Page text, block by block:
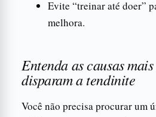
Evite “treinar até doer”
melhora.
Entenda as causas
disparam a tendinite
Você não precisa procurar um